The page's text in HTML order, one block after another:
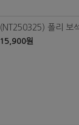
(NT250325) 폴리 보
15,900원